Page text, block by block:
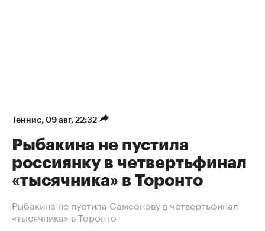
Теннис 09 авг, 22:32
Рыбакина не пустила
россиянку в четвертьфинал
«тысячника» в Торонто
Рыбакина не пустила Самсонову в четвертьфинал
«тысячника» в Торонто